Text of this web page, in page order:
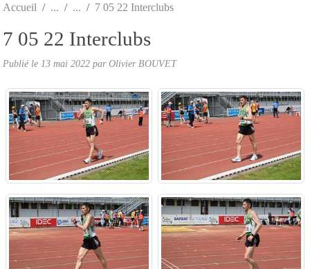
Accueil 7 05 22 Interclubs
7 05 22 Interclubs
Publié le 13 mai 2022 par Olivier BOUVET